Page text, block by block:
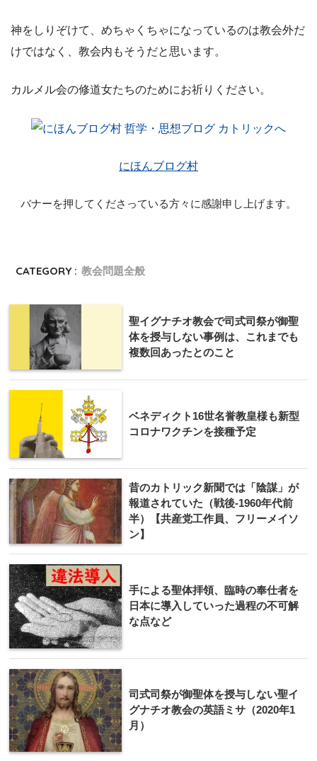
神をしりぞけて、めちゃくちゃになっているのは教会外だ
けではなく、教会内もそうだと思います。
カルメル会の修道女たちのためにお祈りください。
にほんブログ村
バナーを押してくださっている方々に感謝申し上げます。
CATEGORY : 教会問題全般
聖イグナチオ教会で司式司祭が御聖
体を授与しない事例は、これまでも
複数回あったとのこと
ベネディクト16世名誉教皇様も新型
コロナワクチンを接種予定
昔のカトリック新聞では「陰謀」が
報道されていた（戦後-1960年代前
半）【共産党工作員、フリーメイソ
ン】
手による聖体拝領、臨時の奉仕者を
日本に導入していった過程の不可解
な点など
司式司祭が御聖体を授与しない聖イ
グナチオ教会の英語ミサ（2020年1
月）